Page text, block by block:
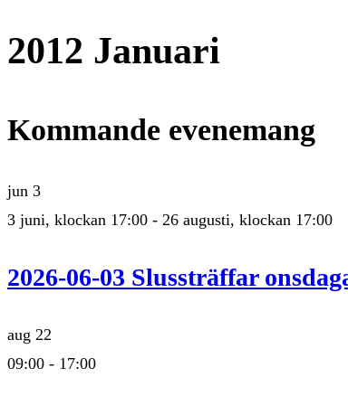
2012 Januari
Kommande evenemang
jun 3
3 juni, klockan 17:00 - 26 augusti, klockan 17:00
2026-06-03 Slussträffar
aug 22
09:00 - 17:00